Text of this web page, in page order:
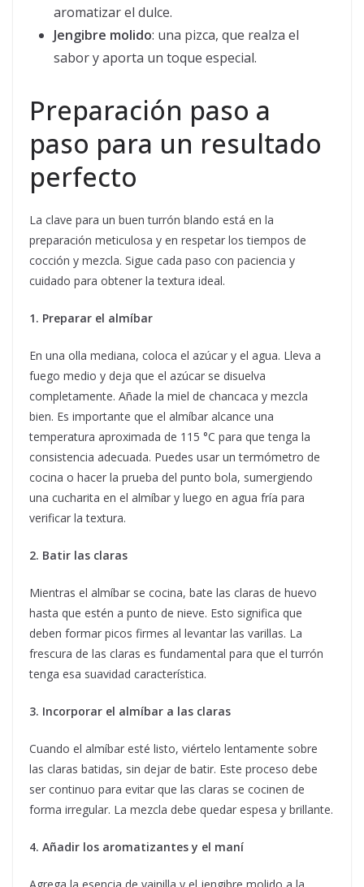
aromatizar el dulce.
Jengibre molido: una pizca, que realza el
sabor y aporta un toque especial.
Preparación paso a
paso para un resultado
perfecto
La clave para un buen turrón blando está en la
preparación meticulosa y en respetar los tiempos de
cocción y mezcla. Sigue cada paso con paciencia y
cuidado para obtener la textura ideal.
1. Preparar el almíbar
En una olla mediana, coloca el azúcar y el agua. Lleva a
fuego medio y deja que el azúcar se disuelva
completamente. Añade la miel de chancaca y mezcla
bien. Es importante que el almíbar alcance una
temperatura aproximada de 115 °C para que tenga la
consistencia adecuada. Puedes usar un termómetro de
cocina o hacer la prueba del punto bola, sumergiendo
una cucharita en el almíbar y luego en agua fría para
verificar la textura.
2. Batir las claras
Mientras el almíbar se cocina, bate las claras de huevo
hasta que estén a punto de nieve. Esto significa que
deben formar picos firmes al levantar las varillas. La
frescura de las claras es fundamental para que el turrón
tenga esa suavidad característica.
3. Incorporar el almíbar a las claras
Cuando el almíbar esté listo, viértelo lentamente sobre
las claras batidas, sin dejar de batir. Este proceso debe
ser continuo para evitar que las claras se cocinen de
forma irregular. La mezcla debe quedar espesa y brillante.
4. Añadir los aromatizantes y el maní